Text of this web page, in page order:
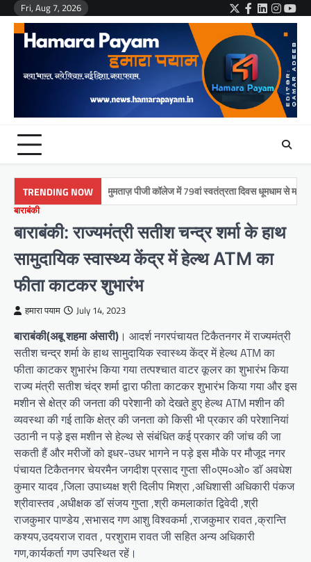
Skip
content
Fri, Aug 7, 2026 Twitter
Facebook
LinkedIn
TRENDING NOWमुमताज़ पीजी कॉलेज में 79वां स्वतंत्रता दिवस धूमधाम से मनाया गया
बाराबंकी
बाराबंकी: राज्यमंत्री सतीश चन्द्र शर्मा के हाथ
सामुदायिक स्वास्थ्य केंद्र में हेल्थ ATM का
फीता काटकर शुभारंभ
हमारा पयाम July 14, 2023
बाराबंकी(अबू शहमा अंसारी) । आदर्श नगरपंचायत टिकैतनगर में राज्यमंत्री
सतीश चन्द्र शर्मा के हाथ सामुदायिक स्वास्थ्य केंद्र में हेल्थ ATM का
फीता काटकर शुभारंभ किया गया तत्पश्चात वाटर कूलर का शुभारंभ किया
‌राज्य मंत्री सतीश चंद्र शर्मा द्वारा फीता काटकर शुभारंभ किया गया और इस
मशीन से क्षेत्र की जनता की परेशानी को देखते हुए हेल्थ ATM मशीन की
व्यवस्था की गई ताकि क्षेत्र की जनता को किसी भी प्रकार की परेशानियां
उठानी न पड़े इस मशीन से हेल्थ से संबंधित कई प्रकार की जांच की जा
सकती हैं और मरीजों को इधर-उधर भागने न पड़े इस मौके पर मौजूद नगर
पंचायत टिकैतनगर चेयरमैन जगदीश प्रसाद गुप्ता सी०एम०ओ० डाॅ अवधेश
कुमार यादव ,जिला उपाध्यक्ष श्री दिलीप मिश्रा ,अधिशासी अधिकारी पंकज
श्रीवास्तव ,अधीक्षक डॉ संजय गुप्ता ,श्री कमलाकांत द्विवेदी ,श्री
राजकुमार पाण्डेय ,सभासद गण आशु विश्वकर्मा ,राजकुमार रावत ,क्रान्ति
कश्यप,उदयराज रावत , परशुराम रावत जी सहित अन्य अधिकारी
गण,कार्यकर्ता गण उपस्थित रहें।